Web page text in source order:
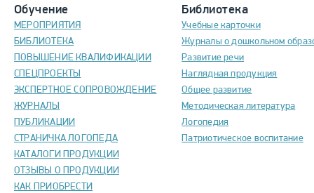
Обучение
МЕРОПРИЯТИЯ
БИБЛИОТЕКА
ПОВЫШЕНИЕ КВАЛИФИКАЦИИ
СПЕЦПРОЕКТЫ
ЭКСПЕРТНОЕ СОПРОВОЖДЕНИЕ
ЖУРНАЛЫ
ПУБЛИКАЦИИ
СТРАНИЧКА ЛОГОПЕДА
КАТАЛОГИ ПРОДУКЦИИ
ОТЗЫВЫ О ПРОДУКЦИИ
КАК ПРИОБРЕСТИ
Библиотека
Учебные карточки
Журналы о дошкольном
Развитие речи
Наглядная продукция
Общее развитие
Методическая литература
Логопедия
Патриотическое воспитание